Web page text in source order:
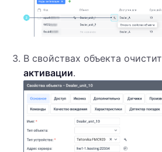
В свойствах объекта
активации.